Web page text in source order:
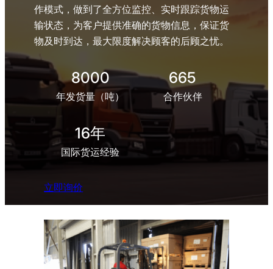
作模式，做到了全方位监控、实时跟踪货物运
输状态，为客户提供准确的货物信息，保证货
物及时到达，最大限度解决顾客的后顾之忧。
8000
年发货量（吨）
665
合作伙伴
16年
国际货运经验
立即询价